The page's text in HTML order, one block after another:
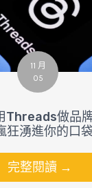
11 月
05
Threads做品
狂湧進你的口袋
完整閱讀 →